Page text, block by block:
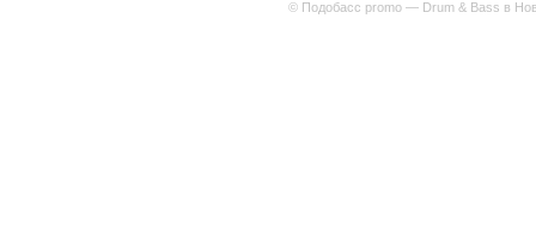
© Подобасс promo — Drum & Bass в